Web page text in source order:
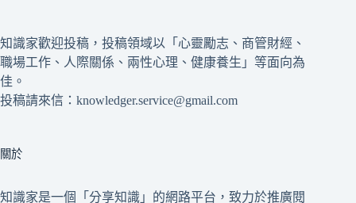
知識家歡迎投稿，投稿領域以「心靈勵志、商管財經、
職場工作、人際關係、兩性心理、健康養生」等面向為
佳。
投稿請來信：knowledger.service@gmail.com
關於
知識家是一個「分享知識」的網路平台，致力於推廣閱